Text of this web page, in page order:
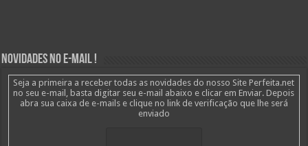
Novidades no E-mail !
Seja a primeira a receber todas as novidades do nosso Site Perfeita.net
no seu e-mail, basta digitar seu e-mail abaixo e clicar em Enviar. Depois
abra sua caixa de e-mails e clique no link de verificação que lhe será
enviado